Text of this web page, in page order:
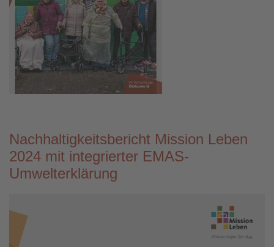
Nachhaltigkeitsbericht Mission Leben
2024 mit integrierter EMAS-
Umwelterklärung